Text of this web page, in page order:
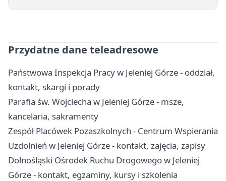
Przydatne dane teleadresowe
Państwowa Inspekcja Pracy w Jeleniej Górze - oddział,
kontakt, skargi i porady
Parafia św. Wojciecha w Jeleniej Górze - msze,
kancelaria, sakramenty
Zespół Placówek Pozaszkolnych - Centrum Wspierania
Uzdolnień w Jeleniej Górze - kontakt, zajęcia, zapisy
Dolnośląski Ośrodek Ruchu Drogowego w Jeleniej
Górze - kontakt, egzaminy, kursy i szkolenia